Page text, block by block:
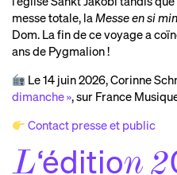
messe totale, laMesse en si
Dom. La fin de ce voyage a
ans de Pygmalion !
Le 14 juin 2026, Corinne
dimanche », sur France
Contact presse et public
L‘édition2